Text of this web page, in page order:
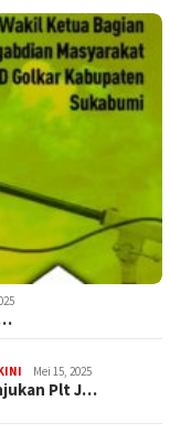
Mei 15, 2025
Plt J…